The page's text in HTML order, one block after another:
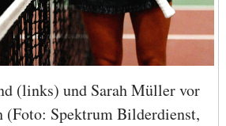
(links) und Sarah Müller vor
(Foto: Spektrum Bilderdienst,